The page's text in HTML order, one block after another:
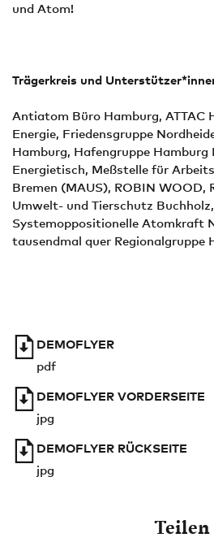
und Atom!
Trägerkreis und
Antiatom Büro Hamburg, ATTAC
Energie, Friedensgruppe
Hamburg, Hafengruppe Hamburg
Energietisch, Meßstelle für
Bremen (MAUS), ROBIN WOOD,
Umwelt- und Tierschutz
Systemoppositionelle Atomkraft
tausendmal quer Regionalgruppe
DEMOFLYER
pdf
DEMOFLYER VORDERSEITE
jpg
DEMOFLYER RÜCKSEITE
jpg
Teilen